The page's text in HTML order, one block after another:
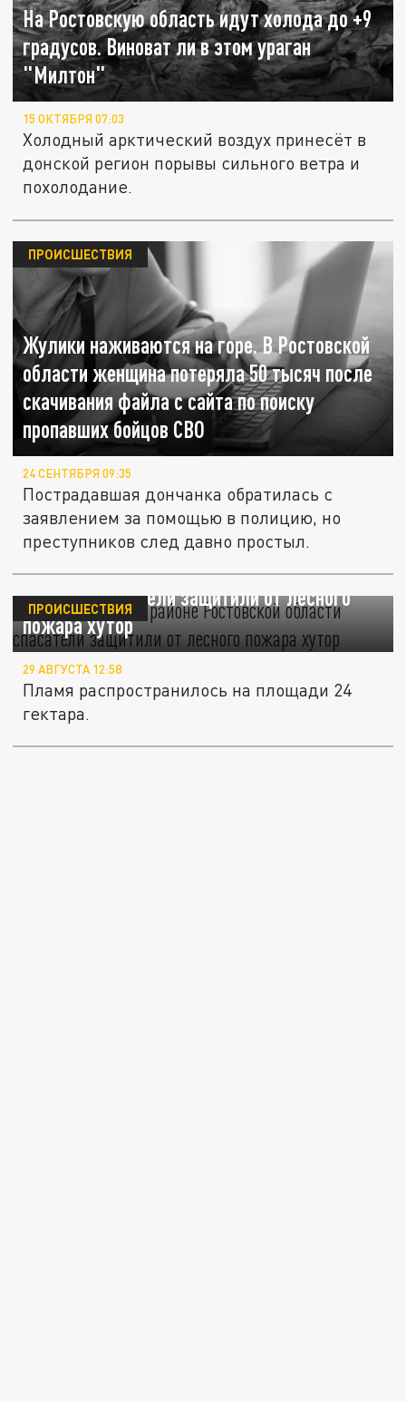
На Ростовскую область идут холода до +9
градусов. Виноват ли в этом ураган
"Милтон"
15 ОКТЯБРЯ 07:03
Холодный арктический воздух принесёт в
донской регион порывы сильного ветра и
похолодание.
Жулики наживаются на горе. В Ростовской
области женщина потеряла 50 тысяч после
скачивания файла с сайта по поиску
пропавших бойцов СВО
ПРОИСШЕСТВИЯ
24 СЕНТЯБРЯ 09:35
Пострадавшая дончанка обратилась с
заявлением за помощью в полицию, но
преступников след давно простыл.
В Миллеровском районе Ростовской
области спасатели защитили от лесного
пожара хутор
ПРОИСШЕСТВИЯ
29 АВГУСТА 12:58
Пламя распространилось на площади 24
гектара.